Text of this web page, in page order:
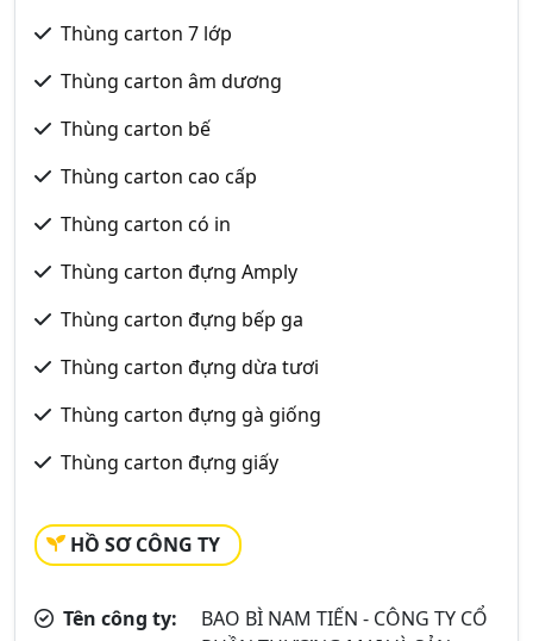
Thùng carton 7 lớp
Thùng carton âm dương
Thùng carton bế
Thùng carton cao cấp
Thùng carton có in
Thùng carton đựng Amply
Thùng carton đựng bếp ga
Thùng carton đựng dừa tươi
Thùng carton đựng gà giống
Thùng carton đựng giấy
HỒ SƠ CÔNG TY
Tên công ty:
BAO BÌ NAM TIẾN - CÔNG TY CỔ